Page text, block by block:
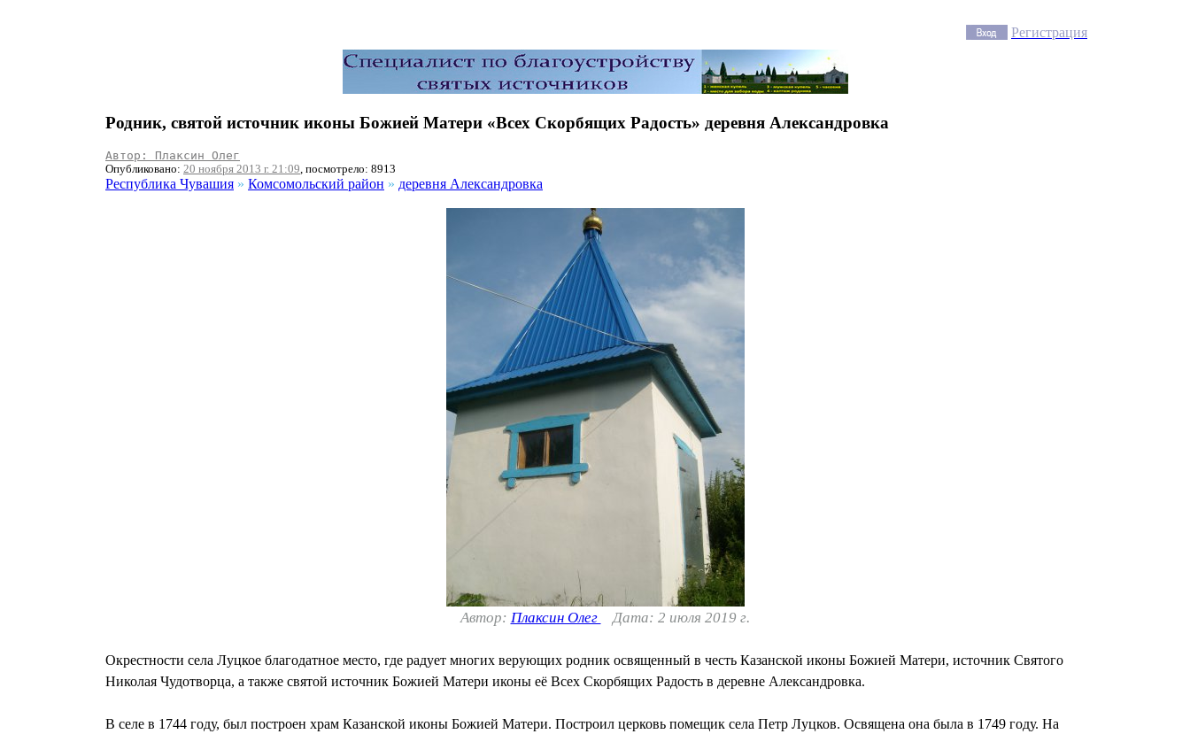
Регистрация
Родник, святой источник иконы Божией Матери «Всех Скорбящих Радость» деревня Александровка
Автор: Плаксин Олег
Опубликовано: 20 ноября 2013 г. 21:09, посмотрело: 8913
Республика Чувашия » Комсомольский район » деревня Александровка
Автор: Плаксин Олег Дата: 2 июля 2019 г.
Окрестности села Луцкое благодатное место, где радует многих верующих родник освященный в честь Казанской иконы Божией Матери, источник Святого
Николая Чудотворца, а также святой источник Божией Матери иконы её Всех Скорбящих Радость в деревне Александровка.
В селе в 1744 году, был построен храм Казанской иконы Божией Матери. Построил церковь помещик села Петр Луцков. Освящена она была в 1749 году. На